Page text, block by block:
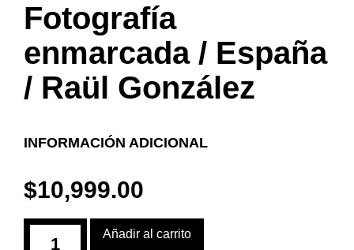
Fotografía
enmarcada / España
/ Raül González
INFORMACIÓN ADICIONAL
$10,999.00
Añadir al carrito